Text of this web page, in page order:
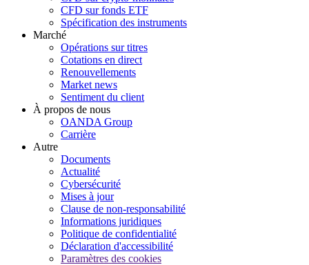
CFD sur fonds ETF
Spécification des instruments
Marché
Opérations sur titres
Cotations en direct
Renouvellements
Market news
Sentiment du client
À propos de nous
OANDA Group
Carrière
Autre
Documents
Actualité
Cybersécurité
Mises à jour
Clause de non-responsabilité
Informations juridiques
Politique de confidentialité
Déclaration d'accessibilité
Paramètres des cookies